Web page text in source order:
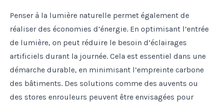
Penser à la lumière naturelle permet également de
réaliser des économies d’énergie. En optimisant l’entrée
de lumière, on peut réduire le besoin d’éclairages
artificiels durant la journée. Cela est essentiel dans une
démarche durable, en minimisant l’empreinte carbone
des bâtiments. Des solutions comme des auvents ou
des stores enrouleurs peuvent être envisagées pour